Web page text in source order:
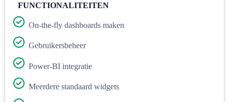
FUNCTIONALITEITEN
On-the-fly dashboards maken
Gebruikersbeheer
Power-BI integratie
Meerdere standaard widgets